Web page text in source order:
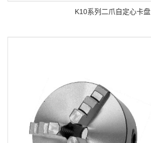
K10系列二爪自定心卡盘